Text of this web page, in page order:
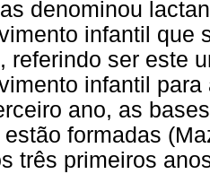
denominou
infantil que
referindo ser este
infantil
ano, as
formadas
três primeiros